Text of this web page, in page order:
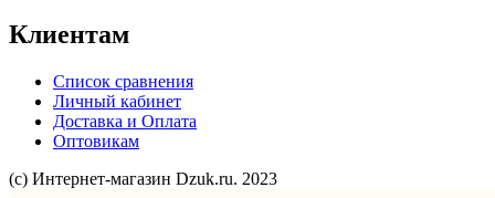
Клиентам
Список сравнения
Личный кабинет
Доставка и Оплата
Оптовикам
(с) Интернет-магазин Dzuk.ru. 2023